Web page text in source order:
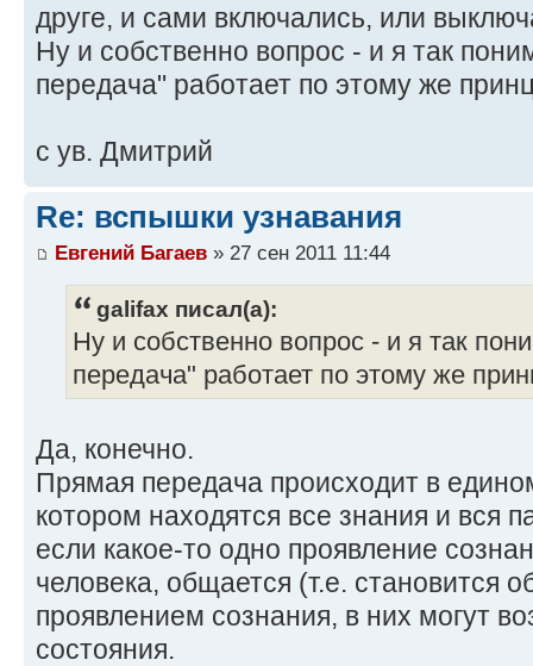
друге, и сами включались, или
Ну и собственно вопрос - и я так
передача" работает по этому же
с ув. Дмитрий
Re: вспышки узнавания
Евгений Багаев » 27 сен 2011 11:44
galifax писал(а):
Ну и собственно вопрос - и я так
передача" работает по этому же
Да, конечно.
Прямая передача происходит в
котором находятся все знания и вся
если какое-то одно проявление
человека, общается (т.е. становится
проявлением сознания, в них могут
состояния.